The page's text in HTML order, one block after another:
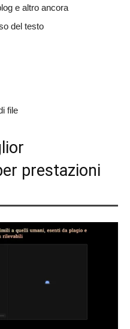
e altro ancora
del testo
file
prestazioni